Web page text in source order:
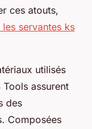
ces atouts,
servantes ks
utilisés
assurent
des
Composées